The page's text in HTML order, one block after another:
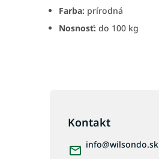
Farba: prírodná
Nosnosť: do 100 kg
Kontakt
info@wilsondo.sk